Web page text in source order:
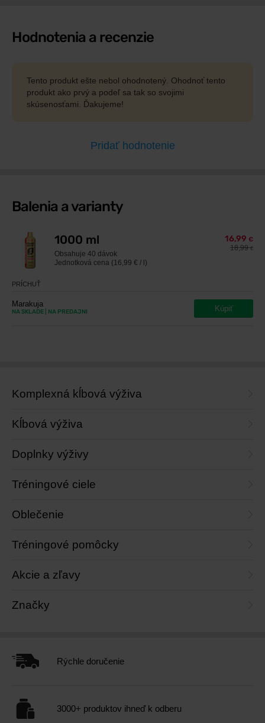
Hodnotenia a recenzie
Tento produkt ešte nebol ohodnotený. Ohodnoť tento
produkt ako prvý a podeľ sa tak so svojimi
skúsenosťami. Ďakujeme!
Pridať hodnotenie
Balenia a varianty
1000 ml
Obsahuje 40 dávok
Jednotková cena (16,99 € / l)
16,99 €
18,99€
PRÍCHUŤ
Marakuja
NA SKLADE | NA PREDAJNI Kúpiť
Komplexná kĺbová výživa
Kĺbová výživa
Doplnky výživy
Tréningové ciele
Oblečenie
Tréningové pomôcky
Akcie a zľavy
Značky
Rýchle doručenie
3000+ produktov ihneď k odberu